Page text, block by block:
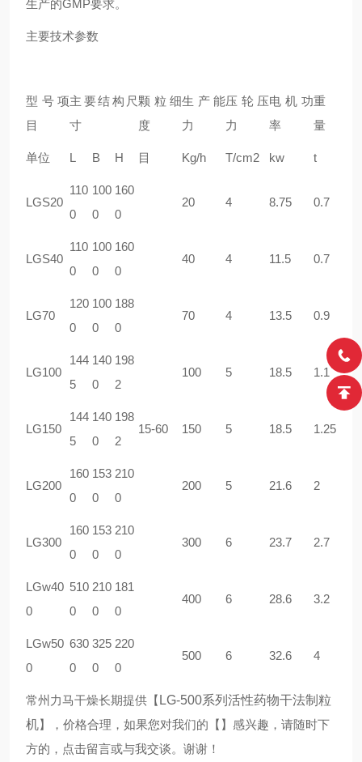
生产的GMP要求。
主要技术参数
型号项
目
主要结构尺
寸
颗粒细
度
生产能
力
压轮压
力
电机功
率
重
量
单位 L B H 目 Kg/h T/cm2 kw t
LGS20
110
0
100
0
160
0
15-60
20 4 8.75 0.7
LGS40
110
0
100
0
160
0
40 4 11.5 0.7
LG70
120
0
100
0
188
0
70 4 13.5 0.9
LG100
144
5
140
0
198
2
100 5 18.5 1.1
LG150
144
5
140
0
198
2
150 5 18.5 1.25
LG200
160
0
153
0
210
0
200 5 21.6 2
LG300
160
0
153
0
210
0
300 6 23.7 2.7
LGw40
0
510
0
210
0
181
0
400 6 28.6 3.2
LGw50
0
630
0
325
0
220
0
500 6 32.6 4
常州力马干燥长期提供 【 LG-500系列活性药物干法制粒
机】 ，价格合理，如果您对我们的 【 】 感兴趣，请随时下
方的，点击留言或与我交谈。谢谢！